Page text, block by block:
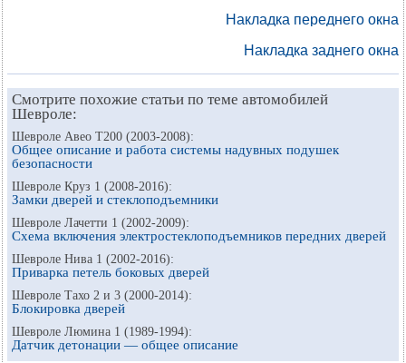
Накладка переднего окна
Накладка заднего окна
Смотрите похожие статьи по теме автомобилей
Шевроле:
Шевроле Авео Т200 (2003-2008):
Общее описание и работа системы надувных подушек
безопасности
Шевроле Круз 1 (2008-2016):
Замки дверей и стеклоподъемники
Шевроле Лачетти 1 (2002-2009):
Схема включения электростеклоподъемников передних дверей
Шевроле Нива 1 (2002-2016):
Приварка петель боковых дверей
Шевроле Тахо 2 и 3 (2000-2014):
Блокировка дверей
Шевроле Люмина 1 (1989-1994):
Датчик детонации — общее описание